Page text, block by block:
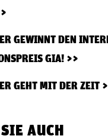
GEWINNT DEN
GIA!
GEHT MIT DER ZEIT
AUCH